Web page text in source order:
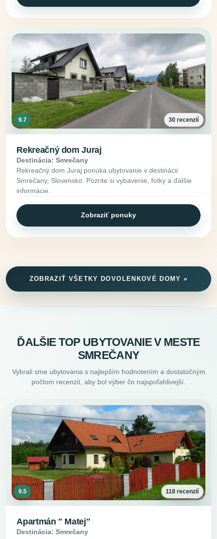
9.7 30 recenzií
Rekreačný dom Juraj
Destinácia: Smrečany
Rekreačný dom Juraj ponúka ubytovanie v destinácii
Smrečany, Slovensko. Pozrite si vybavenie, fotky a ďalšie
informácie.
Zobraziť ponuky
ZOBRAZIŤ VŠETKY DOVOLENKOVÉ DOMY »
ĎALŠIE TOP UBYTOVANIE V MESTE
SMREČANY
Vybrali sme ubytovania s najlepším hodnotením a dostatočným
počtom recenzií, aby bol výber čo najspoľahlivejší.
9.5 118 recenzií
Apartmán " Matej"
Destinácia: Smrečany